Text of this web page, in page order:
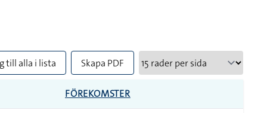
till alla i lista Skapa PDF
FÖREKOMSTER